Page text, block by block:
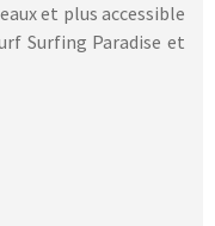
et plus accessible
Surfing Paradise et